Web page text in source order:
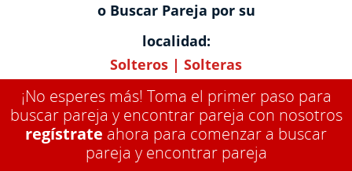
o Buscar Pareja por su
localidad:
Solteros | Solteras
¡No esperes más! Toma el primer paso para
buscar pareja y encontrar pareja con nosotros
regístrate ahora para comenzar a buscar
pareja y encontrar pareja